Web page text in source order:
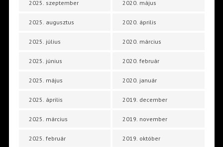
2025. szeptember
2025. augusztus
2025. július
2025. június
2025. május
2025. április
2025. március
2025. február
2020. május
2020. április
2020. március
2020. február
2020. január
2019. december
2019. november
2019. október